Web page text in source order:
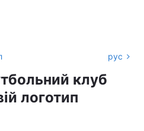
рус
клуб
логотип